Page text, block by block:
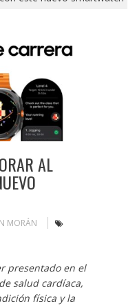
AL
MORÁN
presentado en el
salud cardíaca,
física y la